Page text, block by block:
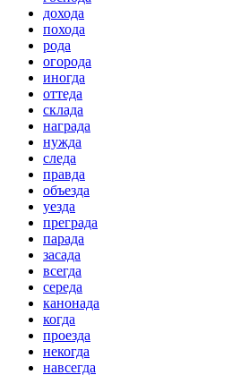
дохода
похода
рода
огорода
иногда
оттеда
склада
награда
нужда
следа
правда
объезда
уезда
преграда
парада
засада
всегда
середа
канонада
когда
проезда
некогда
навсегда